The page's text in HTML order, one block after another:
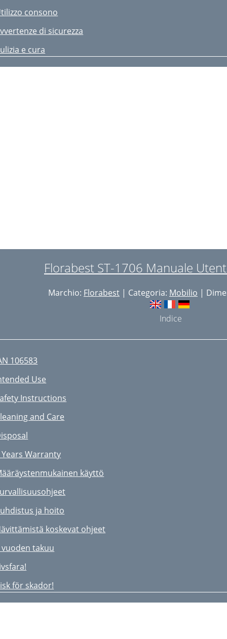
consono
di sicurezza
e cura
Florabest ST-1706 Manuale
Marchio: Florabest | Categoria: Mobilio |
Indice
106583
Use
Instructions
and Care
Years Warranty
käyttö
ja hoito
koskevat ohjeet
vuoden takuu
för skador!